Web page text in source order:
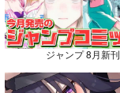
ジャンプ 8月新刊